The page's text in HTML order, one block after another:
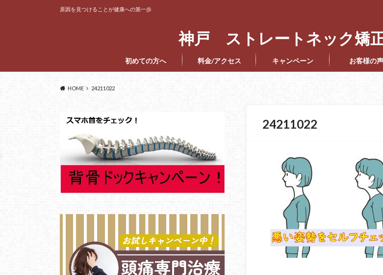
神戸 ストレートネック
原因を見つけることが健康への第一歩
初めての方へ 料金/アクセス キャンペーン お客様の声
HOME 24211022
24211022